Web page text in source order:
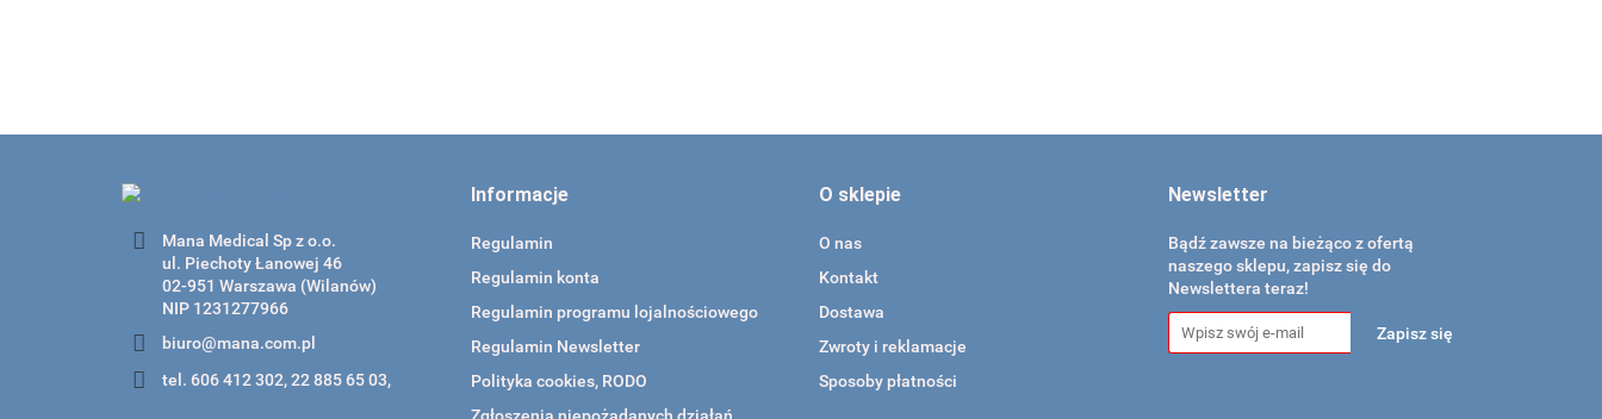
Mana Medical Sp z o.o.
ul. Piechoty Łanowej 46
02-951 Warszawa (Wilanów)
NIP 1231277966
biuro@mana.com.pl
tel. 606 412 302, 22 885 65 03,
Informacje
Regulamin
Regulamin konta
Regulamin programu lojalnościowego
Regulamin Newsletter
Polityka cookies, RODO
O sklepie
O nas
Kontakt
Dostawa
Zwroty i reklamacje
Sposoby płatności
Newsletter
Bądź zawsze na bieżąco z ofertą
naszego sklepu, zapisz się do
Newslettera teraz!